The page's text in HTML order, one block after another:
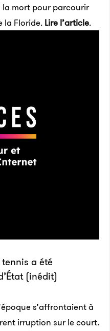
la mort pour parcourir
la Floride. Lire l’article.
a été
(inédit)
s’affrontaient à
irruption sur le court.